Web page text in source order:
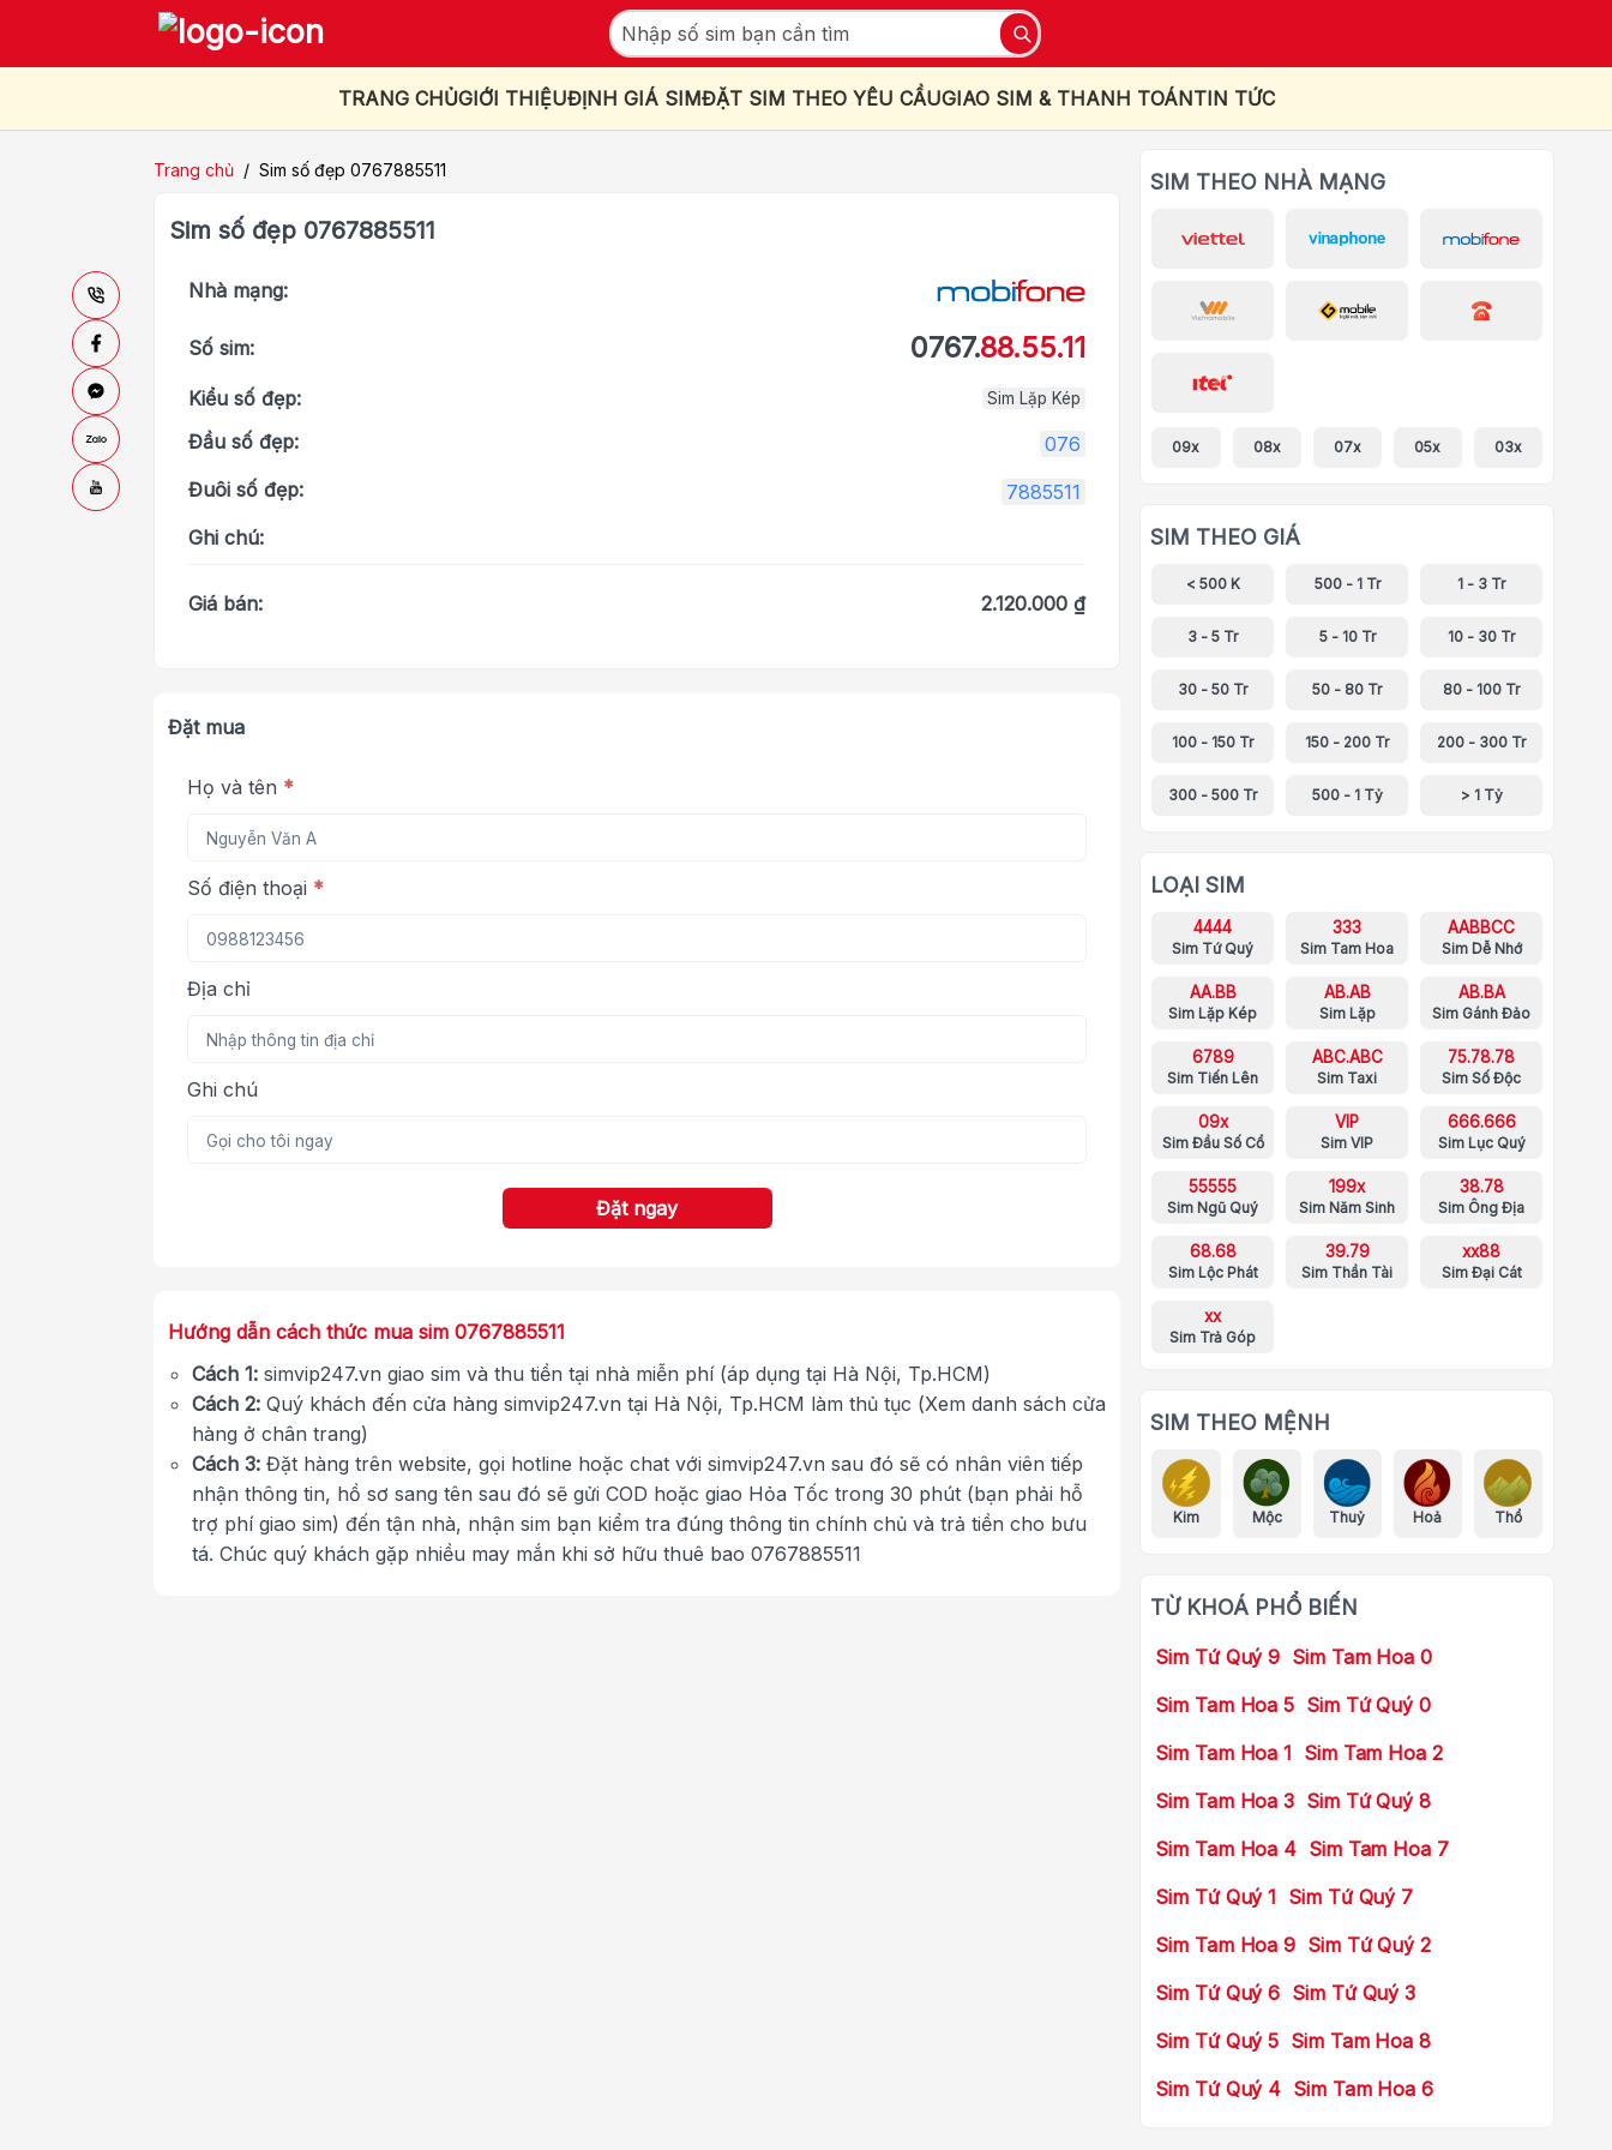
TRANG CHỦGIỚI THIỆUĐỊNH GIÁ SIMĐẶT SIM THEO YÊU CẦUGIAO SIM & THANH TOÁNTIN TỨC
Trang chủ / Sim số đẹp 0767885511
Sim số đẹp 0767885511
Nhà mạng:
Số sim: 0767.88.55.11
Kiểu số đẹp: Sim Lặp Kép
Đầu số đẹp:
076
Đuôi số đẹp:
7885511
Ghi chú:
Giá bán: 2.120.000 ₫
Đặt mua
Họ và tên *
Số điện thoại *
Địa chỉ
Ghi chú
Đặt ngay
Hướng dẫn cách thức mua sim 0767885511
Cách 1: simvip247.vn giao sim và thu tiền tại nhà miễn phí (áp dụng tại Hà Nội, Tp.HCM)
Cách 2: Quý khách đến cửa hàng simvip247.vn tại Hà Nội, Tp.HCM làm thủ tục (Xem danh sách cửa
hàng ở chân trang)
Cách 3: Đặt hàng trên website, gọi hotline hoặc chat với simvip247.vn sau đó sẽ có nhân viên tiếp
nhận thông tin, hồ sơ sang tên sau đó sẽ gửi COD hoặc giao Hỏa Tốc trong 30 phút (bạn phải hỗ
trợ phí giao sim) đến tận nhà, nhận sim bạn kiểm tra đúng thông tin chính chủ và trả tiền cho bưu
tá. Chúc quý khách gặp nhiều may mắn khi sở hữu thuê bao 0767885511
SIM THEO NHÀ MẠNG
09x 08x 07x 05x 03x
SIM THEO GIÁ
< 500 K 500 - 1 Tr 1 - 3 Tr
3 - 5 Tr 5 - 10 Tr 10 - 30 Tr
30 - 50 Tr 50 - 80 Tr 80 - 100 Tr
100 - 150 Tr 150 - 200 Tr 200 - 300 Tr
300 - 500 Tr 500 - 1 Tỷ > 1 Tỷ
LOẠI SIM
4444
Sim Tứ Quý
333
Sim Tam Hoa
AABBCC
Sim Dễ Nhớ
AA.BB
Sim Lặp Kép
AB.AB
Sim Lặp
AB.BA
Sim Gánh Đảo
6789
Sim Tiến Lên
ABC.ABC
Sim Taxi
75.78.78
Sim Số Độc
09x
Sim Đầu Số Cổ
VIP
Sim VIP
666.666
Sim Lục Quý
55555
Sim Ngũ Quý
199x
Sim Năm Sinh
38.78
Sim Ông Địa
68.68
Sim Lộc Phát
39.79
Sim Thần Tài
xx88
Sim Đại Cát
xx
Sim Trả Góp
SIM THEO MỆNH
Kim Mộc Thuỷ Hoả Thổ
TỪ KHOÁ PHỔ BIẾN
Sim Tứ Quý 9 Sim Tam Hoa 0
Sim Tam Hoa 5 Sim Tứ Quý 0
Sim Tam Hoa 1 Sim Tam Hoa 2
Sim Tam Hoa 3 Sim Tứ Quý 8
Sim Tam Hoa 4 Sim Tam Hoa 7
Sim Tứ Quý 1 Sim Tứ Quý 7
Sim Tam Hoa 9 Sim Tứ Quý 2
Sim Tứ Quý 6 Sim Tứ Quý 3
Sim Tứ Quý 5 Sim Tam Hoa 8
Sim Tứ Quý 4 Sim Tam Hoa 6